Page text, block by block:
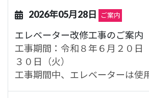
2026年05月28日 ご案内
エレベーター改修工事のご案内
工事期間：令和８年６月２０日
３０日（火）
工事期間中、エレベーターは使